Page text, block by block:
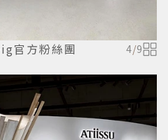
ig官方粉絲團 4/9